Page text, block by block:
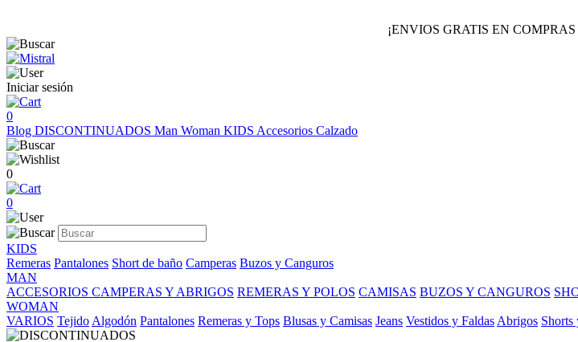
¡ENVIOS GRATIS EN
Iniciar sesión
0
Blog DISCONTINUADOS Man Woman KIDS Accesorios Calzado
0
0
KIDS
Remeras Pantalones Short de baño Camperas Buzos y Canguros
MAN
ACCESORIOS CAMPERAS Y ABRIGOS REMERAS Y POLOS CAMISAS BUZOS Y CANGUROS
WOMAN
VARIOS Tejido Algodón Pantalones Remeras y Tops Blusas y Camisas Jeans Vestidos y Faldas Abrigos Shorts